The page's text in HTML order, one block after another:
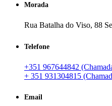
Morada
Rua Batalha do Viso, 88
Telefone
+351 967644842
+ 351 931304815
Email